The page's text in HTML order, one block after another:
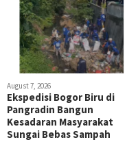
August 7, 2026
Ekspedisi Bogor Biru di
Pangradin Bangun
Kesadaran Masyarakat
Sungai Bebas Sampah